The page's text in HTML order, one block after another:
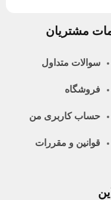
مشتریان
سوالات متداول
فروشگاه
حساب کاربری من
قوانین و مقررات